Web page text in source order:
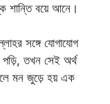
শান্তি বয়ে আনে।
সঙ্গে যোগাযোগ
তখন সেই অর্থ
মন জুড়ে হয় এক